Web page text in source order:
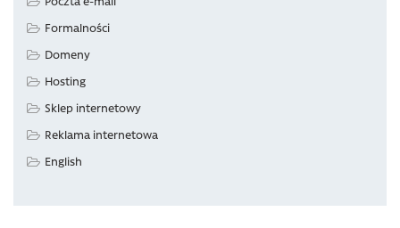
Formalności
Domeny
Hosting
Sklep internetowy
Reklama internetowa
English